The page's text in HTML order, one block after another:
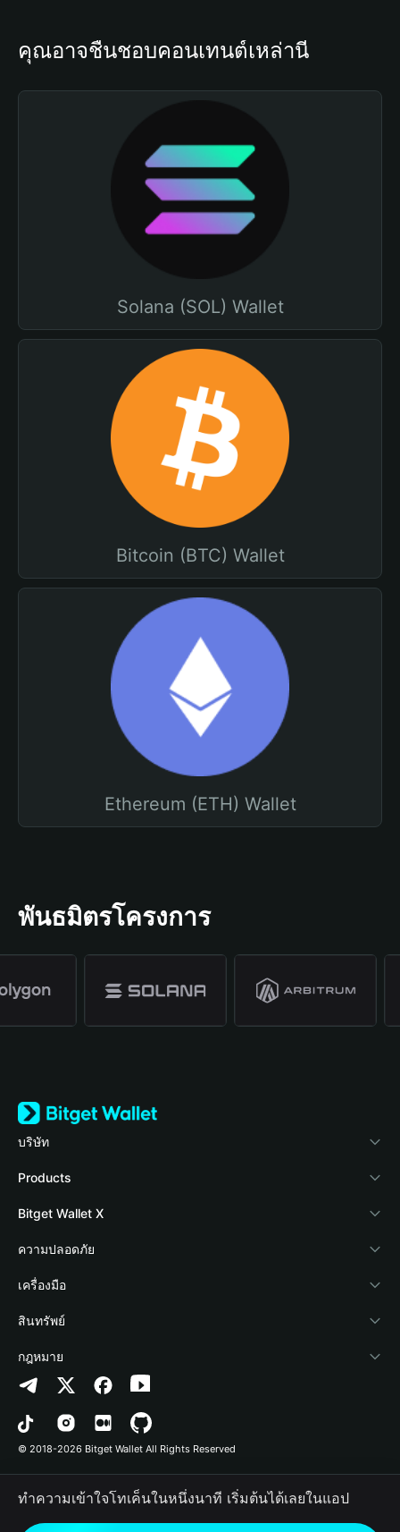
คุณอาจชื่นชอบคอนเทนต์เหล่านี้
Solana (SOL) Wallet
Bitcoin (BTC) Wallet
Ethereum (ETH) Wallet
พันธมิตรโครงการ
บริษัท
เกี่ยวกับ Bitget Wallet
Blog
Academy
ข่าวสารด้านคริปโต
ศูนย์ช่วยเหลือ
ติดต่อเรา
ทรัพยากรข้อมูลของแบรนด์
อาชีพ
Products
Crypto Card
Stablecoin Earn
Payfi Crypto
Crypto Swap API
Altcoin Season Index
Prediction Markets
DApp
RWA
Bitget Wallet X
นักพัฒนา
เชื่อมต่อ Wallet
Bitget Wallet Pay
ลิสต์โปรเจกต์
ความปลอดภัย
Protection Fund
เทคโนโลยีความปลอดภัย
เครื่องมือ
ซื้อคริปโต
การตรวจจับการอนุญาต
การตรวจจับสัญญา
การโอนเป็นชุด
สินทรัพย์
Arbitrum
Avalanche
Bitcoin
Polygon
กฎหมาย
นโยบายความเป็นส่วนตัว
ข้อตกลงในการใช้บริการ
© 2018-2026 Bitget Wallet All Rights Reserved
ทำความเข้าใจโทเค็นในหนึ่งนาที เริ่มต้นได้เลยในแอป